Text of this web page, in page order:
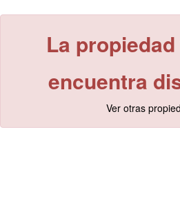
La
encuentra
Ver otras